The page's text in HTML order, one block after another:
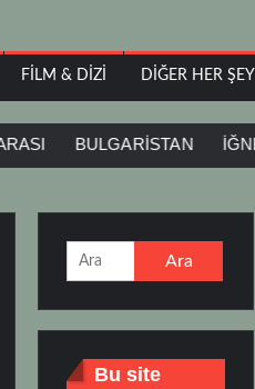
FILM & DIZI DIĞER HER ŞEY
BULGARİSTAN İĞNEADA
Arama:
Bu site